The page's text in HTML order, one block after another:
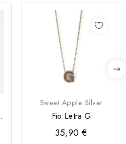
Sweet Apple Silver
Fio Letra G
35,90 €